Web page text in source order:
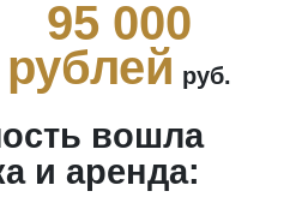
95 000
рублей руб.
вошла
и аренда: